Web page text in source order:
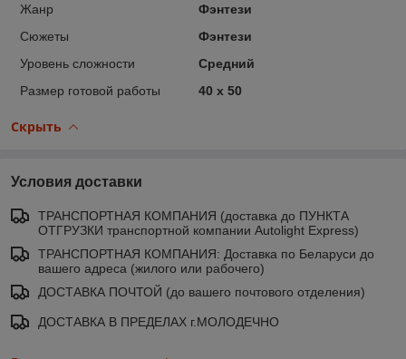
Жанр
Фэнтези
Сюжеты
Фэнтези
Уровень сложности
Средний
Размер готовой работы
40 x 50
Скрыть
Условия доставки
ТРАНСПОРТНАЯ КОМПАНИЯ (доставка до ПУНКТА
ОТГРУЗКИ транспортной компании Autolight Express)
ТРАНСПОРТНАЯ КОМПАНИЯ: Доставка по Беларуси до
вашего адреса (жилого или рабочего)
ДОСТАВКА ПОЧТОЙ (до вашего почтового отделения)
ДОСТАВКА В ПРЕДЕЛАХ г.МОЛОДЕЧНО